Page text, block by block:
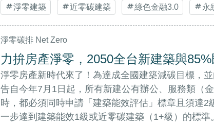
淨零建築 近零碳建築 綠色金融3.0 永
淨零碳排 Net Zero
力拚房產淨零，2050全台新建築與
淨零房產新時代來了！為達成全國建築減碳目標，
告自今年7月1日起，所有新建公有辦公、服務類（
時，都必須同時申請「建築能效評估」標章且須達
一步達到建築能效1級或近零碳建築（1+級）的標準。